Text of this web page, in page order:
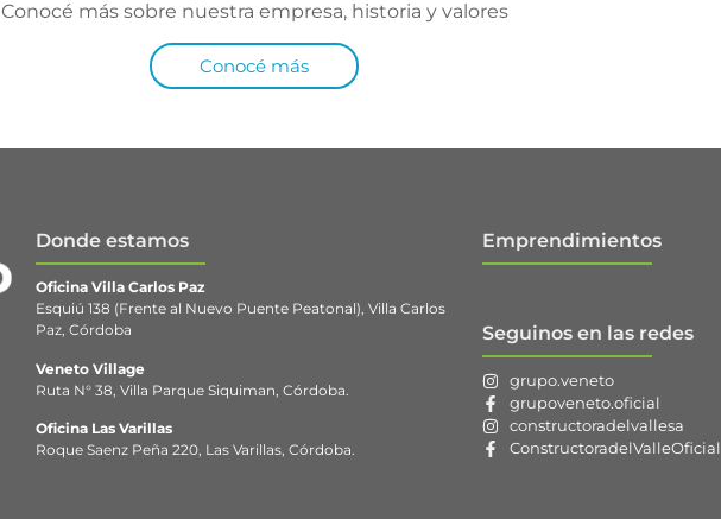
Conocé más sobre nuestra empresa, historia y valores
Conocé más
Donde estamos
Oficina Villa Carlos Paz
Esquiú 138 (Frente al Nuevo Puente Peatonal), Villa Carlos
Paz, Córdoba
Veneto Village
Ruta N° 38, Villa Parque Siquiman, Córdoba.
Oficina Las Varillas
Roque Saenz Peña 220, Las Varillas, Córdoba.
Emprendimientos
Seguinos en las redes
grupo.veneto
grupoveneto.oficial
constructoradelvallesa
ConstructoradelValleOficial